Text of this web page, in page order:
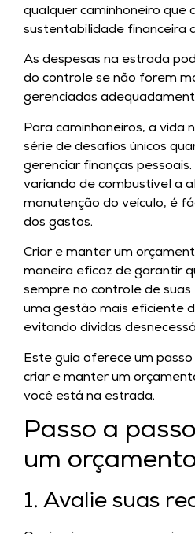
qualquer caminhoneiro que
sustentabilidade financeira
As despesas na estrada
do controle se não forem
gerenciadas
Para caminhoneiros, a vida
série de desafios únicos
gerenciar finanças
variando de combustível a
manutenção do veículo, é
dos gastos.
Criar e manter um
maneira eficaz de garantir
sempre no controle de
uma gestão mais eficiente
evitando dívidas
Este guia oferece um
criar e manter um
você está na estrada.
Passo a
um
1. Avalie suas